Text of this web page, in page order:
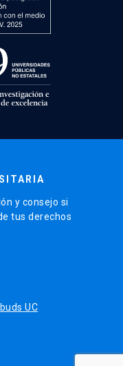
y consejo si
tus derechos
UC